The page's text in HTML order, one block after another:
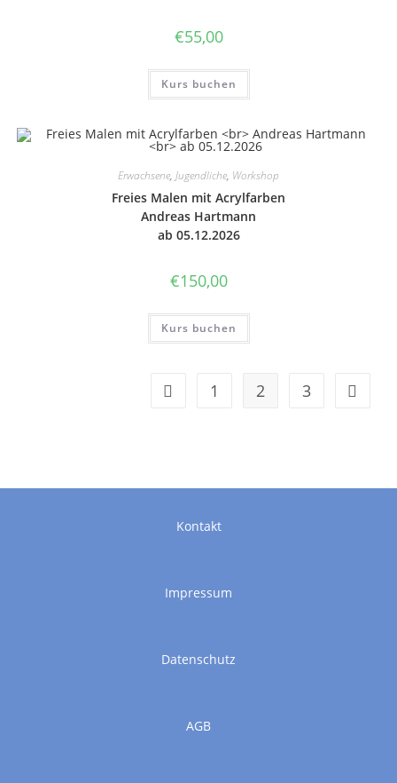
€55,00
Kurs buchen
Erwachsene, Jugendliche, Workshop
Freies Malen mit Acryl­far­ben
Andre­as Hart­mann
ab 05.12.2026
€150,00
Kurs buchen
1 2 3
Kontakt
Impressum
Datenschutz
AGB